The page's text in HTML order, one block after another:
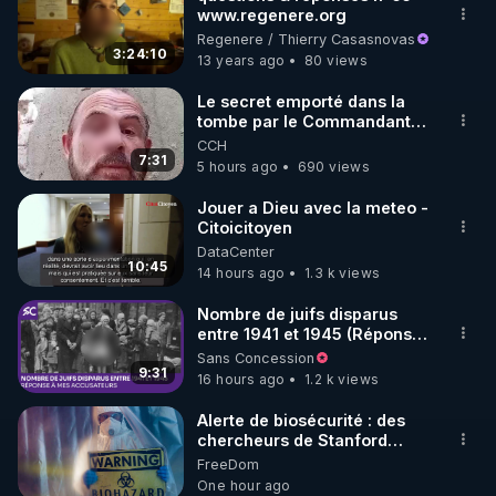
🌱 INSTAGRAM
https://www.instagram.com/rdlr_thierrycasasnovas/
http://rgnr.li/instagram
🌱 LA NEWSLETTER
Pour ne pas rater l’actualité RGNR (stages,
http://rgnr.li/news
🌱 VIDÉOS NON CENSURÉES SUR ODYSEE
Toutes les vidéos Youtube sont aussi sur la
http://rgnr.li/odysee
🌱 LES STAGES EN PRÉSENTIEL
http://rgnr.li/stages
3:24:10
www.regenere.org
Regenere / Thierry Casasnovas
13 years ago
80 views
7:31
Le secret emporté dans la
tombe par le Commandant
Cousteau le 25 juin 1997
CCH
5 hours ago
690 views
10:45
Jouer a Dieu avec la meteo -
Citoicitoyen
DataCenter
14 hours ago
1.3 k views
9:31
Nombre de juifs disparus
entre 1941 et 1945 (Réponse
à mes accusateurs)
Sans Concession
16 hours ago
1.2 k views
Alerte de biosécurité : des
chercheurs de Stanford
utilisent l’IA pour concevoir
16 virus ***
FreeDom
One hour ago